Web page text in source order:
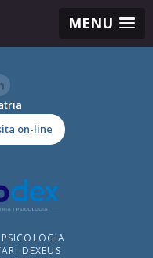
MENU
on-line
DEXEUS